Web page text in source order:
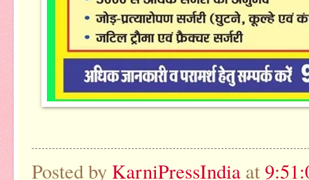
Posted by KarniPressIndia at